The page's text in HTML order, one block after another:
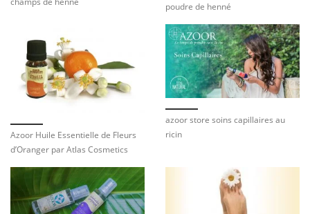
poudre de henné
Azoor Huile Essentielle de Fleurs
d’Oranger par Atlas Cosmetics
azoor store soins capillaires au
ricin